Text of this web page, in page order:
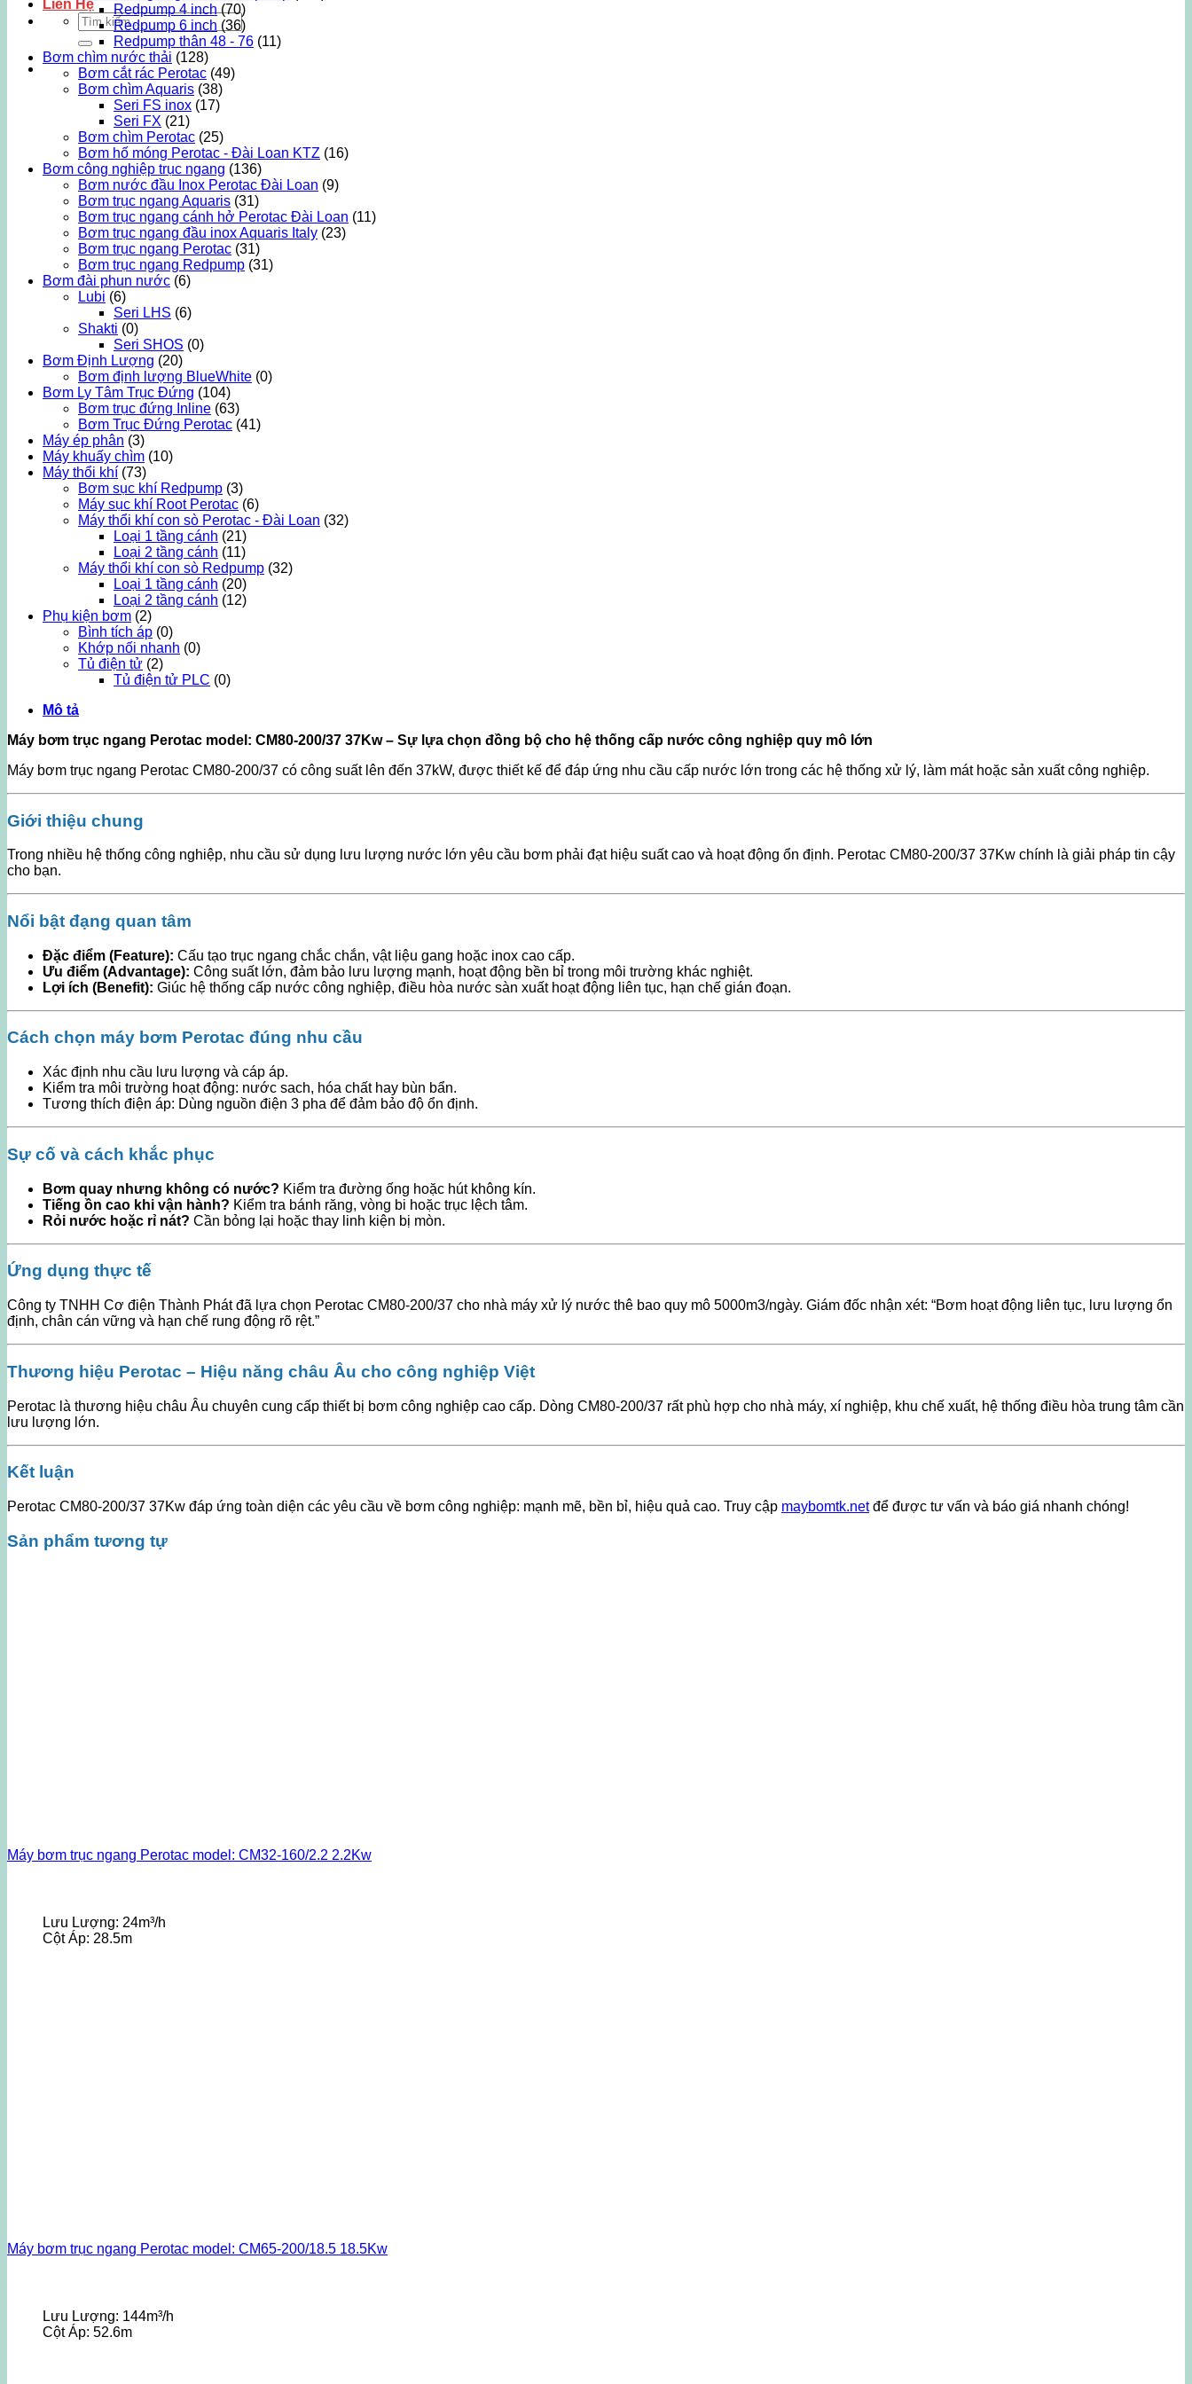
Liên Hệ
Tìm
kiếm:
Redpump 4 inch (70)
Redpump 6 inch (36)
Redpump thân 48 - 76 (11)
Bơm chìm nước thải (128)
Bơm cắt rác Perotac (49)
Bơm chìm Aquaris (38)
Seri FS inox (17)
Seri FX (21)
Bơm chìm Perotac (25)
Bơm hố móng Perotac - Đài Loan KTZ (16)
Bơm công nghiệp trục ngang (136)
Bơm nước đầu Inox Perotac Đài Loan (9)
Bơm trục ngang Aquaris (31)
Bơm trục ngang cánh hở Perotac Đài Loan (11)
Bơm trục ngang đầu inox Aquaris Italy (23)
Bơm trục ngang Perotac (31)
Bơm trục ngang Redpump (31)
Bơm đài phun nước (6)
Lubi (6)
Seri LHS (6)
Shakti (0)
Seri SHOS (0)
Bơm Định Lượng (20)
Bơm định lượng BlueWhite (0)
Bơm Ly Tâm Trục Đứng (104)
Bơm trục đứng Inline (63)
Bơm Trục Đứng Perotac (41)
Máy ép phân (3)
Máy khuấy chìm (10)
Máy thổi khí (73)
Bơm sục khí Redpump (3)
Máy sục khí Root Perotac (6)
Máy thổi khí con sò Perotac - Đài Loan (32)
Loại 1 tầng cánh (21)
Loại 2 tầng cánh (11)
Máy thổi khí con sò Redpump (32)
Loại 1 tầng cánh (20)
Loại 2 tầng cánh (12)
Phụ kiện bơm (2)
Bình tích áp (0)
Khớp nối nhanh (0)
Tủ điện tử (2)
Tủ điện tử PLC (0)
Mô tả
Máy bơm trục ngang Perotac model: CM80-200/37 37Kw – Sự lựa chọn đồng bộ cho hệ thống cấp nước công nghiệp quy mô lớn
Máy bơm trục ngang Perotac CM80-200/37 có công suất lên đến 37kW, được thiết kế để đáp ứng nhu cầu cấp nước lớn trong các hệ thống xử lý, làm mát hoặc sản xuất công nghiệp.
Giới thiệu chung
Trong nhiều hệ thống công nghiệp, nhu cầu sử dụng lưu lượng nước lớn yêu cầu bơm phải đạt hiệu suất cao và hoạt động ổn định. Perotac CM80-200/37 37Kw chính là giải pháp tin cậy
cho bạn.
Nổi bật đạng quan tâm
Đặc điểm (Feature): Cấu tạo trục ngang chắc chắn, vật liệu gang hoặc inox cao cấp.
Ưu điểm (Advantage): Công suất lớn, đảm bảo lưu lượng mạnh, hoạt động bền bỉ trong môi trường khác nghiệt.
Lợi ích (Benefit): Giúc hệ thống cấp nước công nghiệp, điều hòa nước sàn xuất hoạt động liên tục, hạn chế gián đoạn.
Cách chọn máy bơm Perotac đúng nhu cầu
Xác định nhu cầu lưu lượng và cáp áp.
Kiểm tra môi trường hoạt động: nước sach, hóa chất hay bùn bẩn.
Tương thích điện áp: Dùng nguồn điện 3 pha để đảm bảo độ ổn định.
Sự cố và cách khắc phục
Bơm quay nhưng không có nước? Kiểm tra đường ống hoặc hút không kín.
Tiếng ồn cao khi vận hành? Kiểm tra bánh răng, vòng bi hoặc trục lệch tâm.
Rỏi nước hoặc rỉ nát? Cần bỏng lại hoặc thay linh kiện bị mòn.
Ứng dụng thực tế
Công ty TNHH Cơ điện Thành Phát đã lựa chọn Perotac CM80-200/37 cho nhà máy xử lý nước thê bao quy mô 5000m3/ngày. Giám đốc nhận xét: “Bơm hoạt động liên tục, lưu lượng ổn
định, chân cán vững và hạn chế rung động rõ rệt.”
Thương hiệu Perotac – Hiệu năng châu Âu cho công nghiệp Việt
Perotac là thương hiệu châu Âu chuyên cung cấp thiết bị bơm công nghiệp cao cấp. Dòng CM80-200/37 rất phù hợp cho nhà máy, xí nghiệp, khu chế xuất, hệ thống điều hòa trung tâm cần
lưu lượng lớn.
Kết luận
Perotac CM80-200/37 37Kw đáp ứng toàn diện các yêu cầu về bơm công nghiệp: mạnh mẽ, bền bỉ, hiệu quả cao. Truy cập maybomtk.netđể được tư vấn và báo giá nhanh chóng!
Sản phẩm tương tự
Máy bơm trục ngang Perotac model: CM32-160/2.2 2.2Kw
Lưu Lượng: 24m³/h
Cột Áp: 28.5m
Máy bơm trục ngang Perotac model: CM65-200/18.5 18.5Kw
Lưu Lượng: 144m³/h
Cột Áp: 52.6m